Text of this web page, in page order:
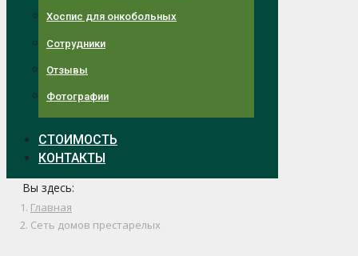
Хоспис для онкобольных
Сотрудники
Отзывы
Фотографии
СТОИМОСТЬ
КОНТАКТЫ
Вы здесь:
Главная
Сеть домов престарелых